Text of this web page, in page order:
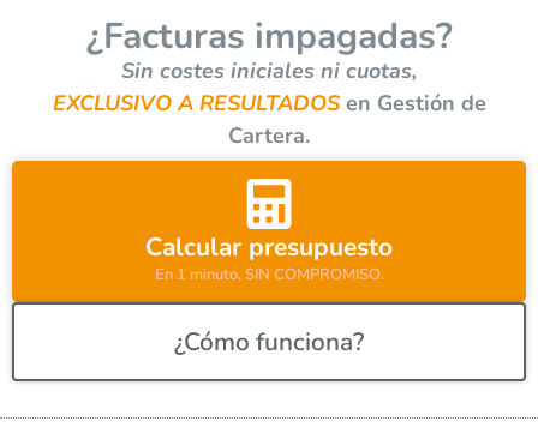
n
a
t
i
v
:
¿Facturas impagadas?
Sin costes iniciales ni cuotas,
EXCLUSIVO A RESULTADOSen Gestión de
Cartera.
Calcular presupuesto
En 1 minuto, SIN COMPROMISO.
¿Cómo funciona?